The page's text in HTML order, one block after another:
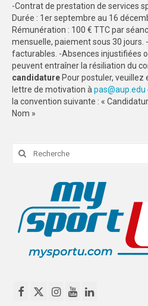
-Contrat de prestation de services
Durée : 1er septembre au 16
Rémunération : 100 € TTC par
mensuelle, paiement sous 30 jours.
facturables. -Absences injustifiées
peuvent entraîner la résiliation du
candidature Pour postuler, veuillez
lettre de motivation àpas@aup.edu
la convention suivante : «
Nom »
Rechercher